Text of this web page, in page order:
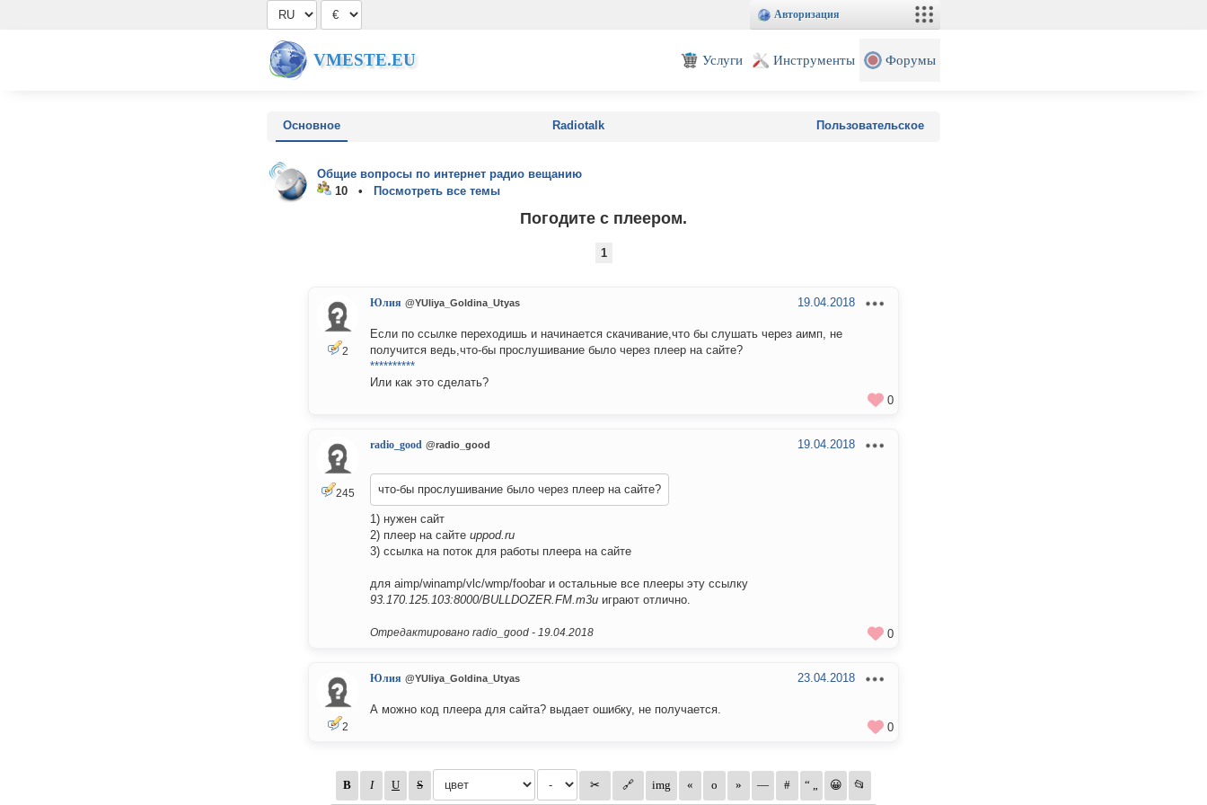
Авторизация
VMESTE.EU Услуги Инструменты Форумы
Основное Radiotalk Пользовательское
Общие вопросы по интернет радио вещанию
10 •
Посмотреть все темы
Погодите с плеером.
1
2
Юлия @YUliya_Goldina_Utyas 19.04.2018
Если по ссылке переходишь и начинается скачивание,что бы слушать через аимп, не
получится ведь,что-бы прослушивание было через плеер на сайте?
**********
Или как это сделать?
0
245
radio_good @radio_good 19.04.2018
что-бы прослушивание было через плеер на сайте?
1) нужен сайт
2) плеер на сайте uppod.ru
3) ссылка на поток для работы плеера на сайте
для aimp/winamp/vlc/wmp/foobar и остальные все плееры эту ссылку
93.170.125.103:8000/BULLDOZER.FM.m3u играют отлично.
Отредактировано radio_good - 19.04.2018 0
2
Юлия @YUliya_Goldina_Utyas 23.04.2018
А можно код плеера для сайта? выдает ошибку, не получается.
0